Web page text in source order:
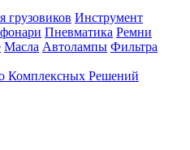
грузовиков Инструмент
Пневматика Ремни
Масла Автолампы Фильтра
Комплексных Решений